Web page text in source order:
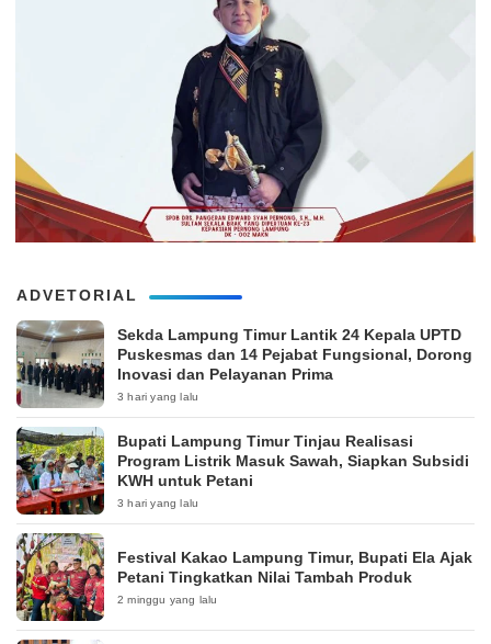
ADVETORIAL
‎Sekda Lampung Timur Lantik 24 Kepala UPTD
Puskesmas dan 14 Pejabat Fungsional, Dorong
Inovasi dan Pelayanan Prima
3 hari yang lalu
Bupati Lampung Timur Tinjau Realisasi
Program Listrik Masuk Sawah, Siapkan Subsidi
KWH untuk Petani
3 hari yang lalu
‎Festival Kakao Lampung Timur, Bupati Ela Ajak
Petani Tingkatkan Nilai Tambah Produk
2 minggu yang lalu